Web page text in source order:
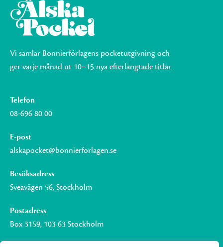
Vi samlar Bonnierförlagens pocketutgivning och
ger varje månad ut 10–15 nya efterlängtade titlar.
Telefon
08-696 80 00
E-post
alskapocket@bonnierforlagen.se
Besöksadress
Sveavägen 56, Stockholm
Postadress
Box 3159, 103 63 Stockholm